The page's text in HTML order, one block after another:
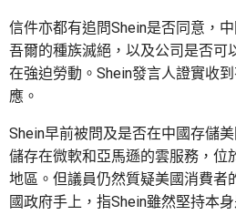
信件亦都有追問Shein是否同意，
吾爾的種族滅絕，以及公司是否可
在強迫勞動。Shein發言人證實收
應。
Shein早前被問及是否在中國存儲
儲存在微軟和亞馬遜的雲服務，位
地區。但議員仍然質疑美國消費者
國政府手上，指Shein雖然堅持本